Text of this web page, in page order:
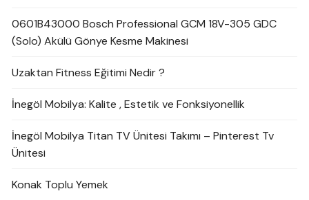
0601B43000 Bosch Professional GCM 18V-305 GDC
(Solo) Akülü Gönye Kesme Makinesi
Uzaktan Fitness Eğitimi Nedir ?
İnegöl Mobilya: Kalite , Estetik ve Fonksiyonellik
İnegöl Mobilya Titan TV Ünitesi Takımı – Pinterest Tv
Ünitesi
Konak Toplu Yemek